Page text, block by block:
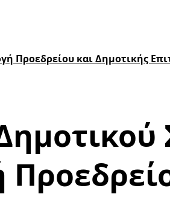
Προεδρείου και Δημοτικής